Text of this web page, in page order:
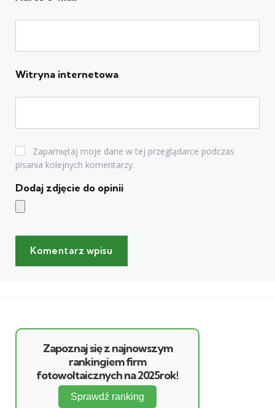
Witryna internetowa
Zapamiętaj moje dane w tej przeglądarce podczas
pisania kolejnych komentarzy.
Dodaj zdjęcie do opinii
Zapoznaj się z najnowszym
rankingiem firm
fotowoltaicznych na 2025rok!
Sprawdź ranking